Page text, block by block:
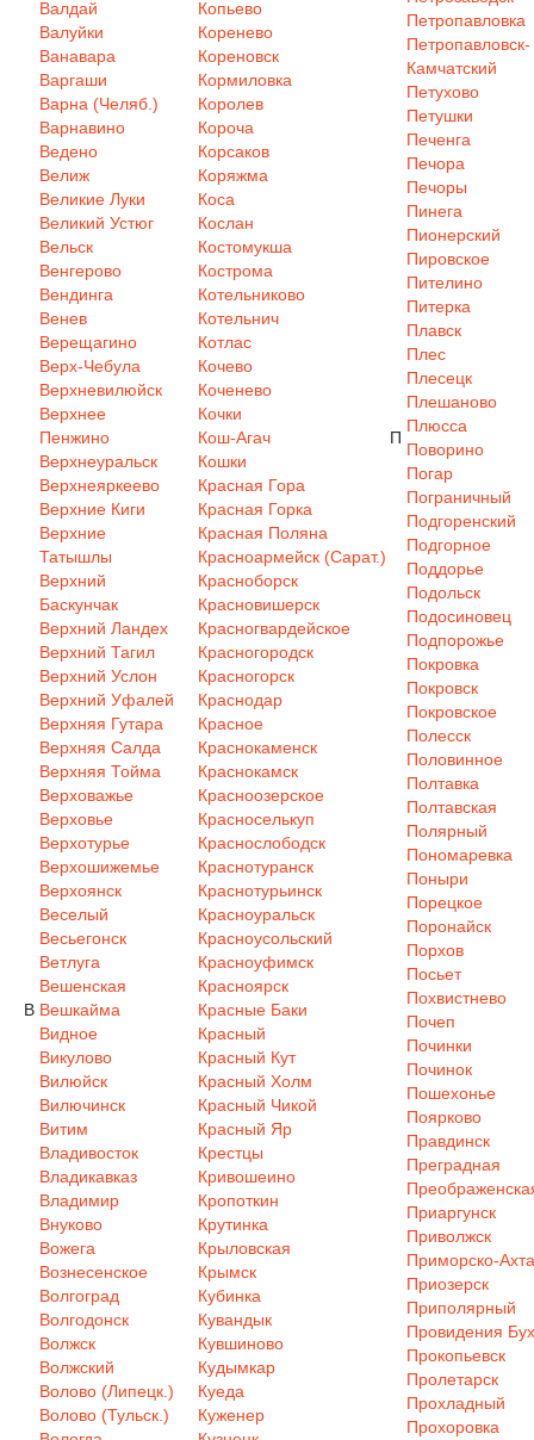
В
Валдай
Валуйки
Ванавара
Варгаши
Варна (Челяб.)
Варнавино
Ведено
Велиж
Великие Луки
Великий Устюг
Вельск
Венгерово
Вендинга
Венев
Верещагино
Верх-Чебула
Верхневилюйск
Верхнее
Пенжино
Верхнеуральск
Верхнеяркеево
Верхние Киги
Верхние
Татышлы
Верхний
Баскунчак
Верхний Ландех
Верхний Тагил
Верхний Услон
Верхний Уфалей
Верхняя Гутара
Верхняя Салда
Верхняя Тойма
Верховажье
Верховье
Верхотурье
Верхошижемье
Верхоянск
Веселый
Весьегонск
Ветлуга
Вешенская
Вешкайма
Видное
Викулово
Вилюйск
Вилючинск
Витим
Владивосток
Владикавказ
Владимир
Внуково
Вожега
Вознесенское
Волгоград
Волгодонск
Волжск
Волжский
Волово (Липецк.)
Волово (Тульск.)
Копьево
Коренево
Кореновск
Кормиловка
Королев
Короча
Корсаков
Коряжма
Коса
Кослан
Костомукша
Кострома
Котельниково
Котельнич
Котлас
Кочево
Коченево
Кочки
Кош-Агач
Кошки
Красная Гора
Красная Горка
Красная Поляна
Красноармейск (Сарат.)
Красноборск
Красновишерск
Красногвардейское
Красногородск
Красногорск
Краснодар
Красное
Краснокаменск
Краснокамск
Красноозерское
Красноселькуп
Краснослободск
Краснотуранск
Краснотурьинск
Красноуральск
Красноусольский
Красноуфимск
Красноярск
Красные Баки
Красный
Красный Кут
Красный Холм
Красный Чикой
Красный Яр
Крестцы
Кривошеино
Кропоткин
Крутинка
Крыловская
Крымск
Кубинка
Кувандык
Кувшиново
Кудымкар
Куеда
Куженер
П
Петропавловка
Петропавловск-
Камчатский
Петухово
Петушки
Печенга
Печора
Печоры
Пинега
Пионерский
Пировское
Пителино
Питерка
Плавск
Плес
Плесецк
Плешаново
Плюсса
Поворино
Погар
Пограничный
Подгоренский
Подгорное
Поддорье
Подольск
Подосиновец
Подпорожье
Покровка
Покровск
Покровское
Полесск
Половинное
Полтавка
Полтавская
Полярный
Пономаревка
Поныри
Порецкое
Поронайск
Порхов
Посьет
Похвистнево
Почеп
Починки
Починок
Пошехонье
Поярково
Правдинск
Преградная
Приаргунск
Приволжск
Приморско-
Приозерск
Приполярный
Провидения
Прокопьевск
Пролетарск
Прохладный
Прохоровка